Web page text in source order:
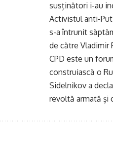
susținători i-au
Activistul anti-
s-a întrunit
de către Vladimir
CPD este un
construiască o
Sidelnikov a
revoltă armată și